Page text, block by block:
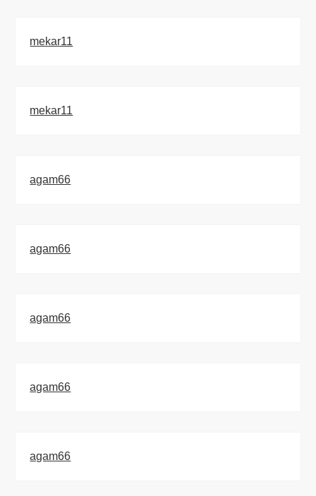
mekar11
mekar11
agam66
agam66
agam66
agam66
agam66